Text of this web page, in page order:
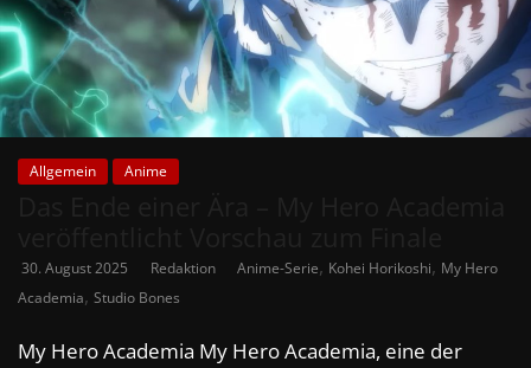
Allgemein Anime
30. August 2025 Redaktion Anime-Serie, Kohei Horikoshi, My Hero
Academia, Studio Bones
My Hero Academia My Hero Academia, eine der